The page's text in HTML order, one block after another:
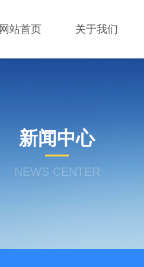
网站首页 关于我们
新闻中心
NEWS CENTER